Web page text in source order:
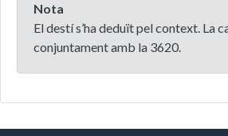
Nota
El destí s’ha deduït pel context. La
conjuntament amb la 3620.